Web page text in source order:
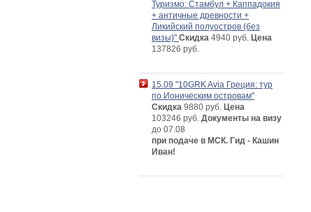
Туризмо: Стамбул + Каппадокия
+ античные древности +
Ликийский полуостров (без
визы)" Скидка 4940 руб. Цена
137826 руб.
15.09 "10GRK Avia Греция: тур
по Ионическим островам"
Скидка 9880 руб. Цена
103246 руб. Документы на визу
до 07.08
при подаче в МСК. Гид - Кашин
Иван!